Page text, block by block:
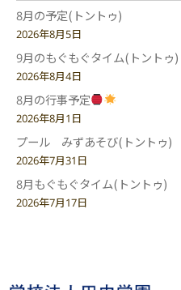
8月の予定(トントゥ)
2026年8月5日
9月のもぐもぐタイム(トントゥ)
2026年8月4日
8月の行事予定
2026年8月1日
プール みずあそび(トントゥ)
2026年7月31日
8月もぐもぐタイム(トントゥ)
2026年7月17日